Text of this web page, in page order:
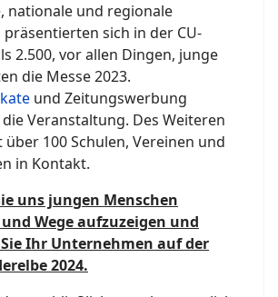
nationale und regionale
sich in der CU-
2.500, vor allen Dingen, junge
die Messe 2023.
und Zeitungswerbung
Veranstaltung. Des Weiteren
100 Schulen, Vereinen und
in Kontakt.
uns jungen Menschen
Wege aufzuzeigen und
Ihr Unternehmen auf der
2024.